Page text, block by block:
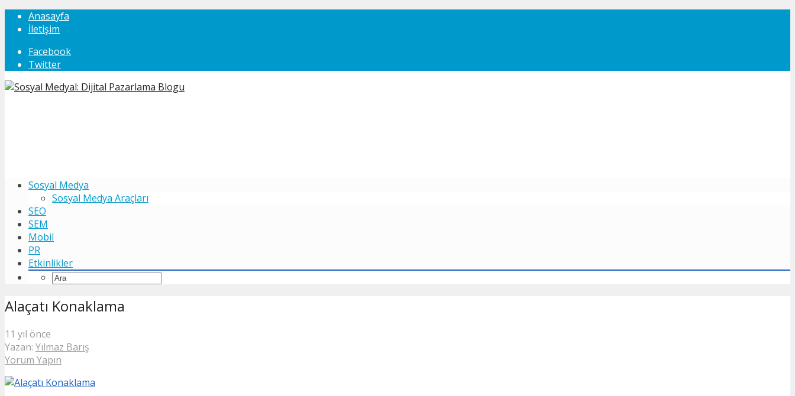
Anasayfa
İletişim
Facebook
Twitter
Sosyal Medya
Sosyal Medya Araçları
SEO
SEM
Mobil
PR
Etkinlikler
Alaçatı Konaklama
11 yıl önce
Yazan: Yılmaz Barış
Yorum Yapın